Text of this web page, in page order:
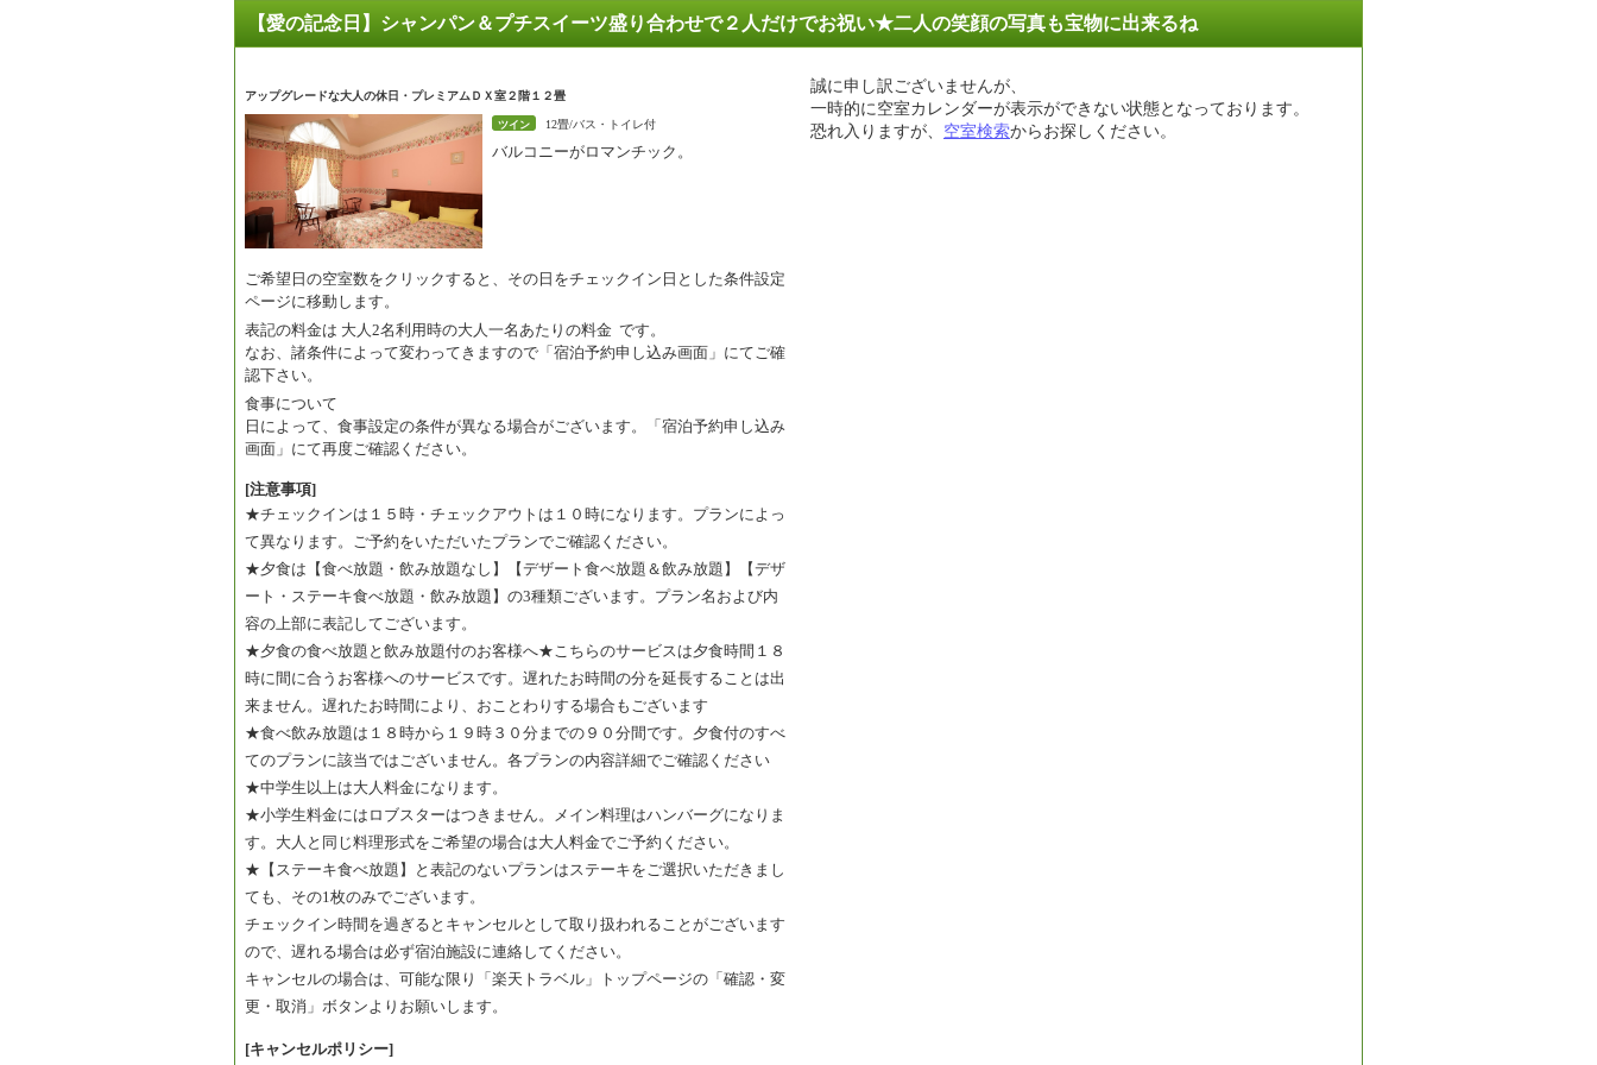
【愛の記念日】シャンパン＆プチスイーツ盛り合わせで２人だけでお祝い★二人の笑顔の写真も宝物に出来るね
アップグレードな大人の休日・プレミアムＤＸ室２階１２畳
ツイン 12畳/バス・トイレ付
バルコニーがロマンチック。
ご希望日の空室数をクリックすると、その日をチェックイン日とした条件設定
ページに移動します。
表記の料金は 大人2名利用時の大人一名あたりの料金 です。
なお、諸条件によって変わってきますので「宿泊予約申し込み画面」にてご確
認下さい。
食事について
日によって、食事設定の条件が異なる場合がございます。「宿泊予約申し込み
画面」にて再度ご確認ください。
[注意事項]
★チェックインは１５時・チェックアウトは１０時になります。プランによっ
て異なります。ご予約をいただいたプランでご確認ください。
★夕食は【食べ放題・飲み放題なし】【デザート食べ放題＆飲み放題】【デザ
ート・ステーキ食べ放題・飲み放題】の3種類ございます。プラン名および内
容の上部に表記してございます。
★夕食の食べ放題と飲み放題付のお客様へ★こちらのサービスは夕食時間１８
時に間に合うお客様へのサービスです。遅れたお時間の分を延長することは出
来ません。遅れたお時間により、おことわりする場合もございます
★食べ飲み放題は１８時から１９時３０分までの９０分間です。夕食付のすべ
てのプランに該当ではございません。各プランの内容詳細でご確認ください
★中学生以上は大人料金になります。
★小学生料金にはロブスターはつきません。メイン料理はハンバーグになりま
す。大人と同じ料理形式をご希望の場合は大人料金でご予約ください。
★【ステーキ食べ放題】と表記のないプランはステーキをご選択いただきまし
ても、その1枚のみでございます。
チェックイン時間を過ぎるとキャンセルとして取り扱われることがございます
ので、遅れる場合は必ず宿泊施設に連絡してください。
キャンセルの場合は、可能な限り「楽天トラベル」トップページの「確認・変
更・取消」ボタンよりお願いします。
[キャンセルポリシー]
誠に申し訳ございませんが、
一時的に空室カレンダーが表示ができない状態となっております。
恐れ入りますが、 空室検索からお探しください。